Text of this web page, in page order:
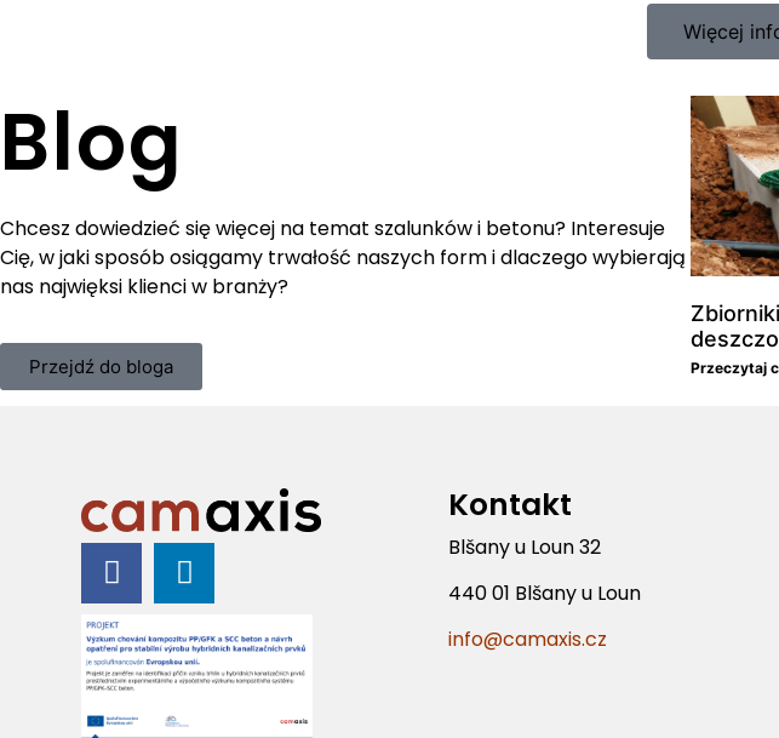
Więcej
Blog
Chcesz dowiedzieć się więcej na temat szalunków i betonu? Interesuje
Cię, w jaki sposób osiągamy trwałość naszych form i dlaczego wybierają
nas najwięksi klienci w branży?
Przejdź do bloga Przeczytaj
Kontakt
Blšany u Loun 32
440 01 Blšany u Loun
info@camaxis.cz